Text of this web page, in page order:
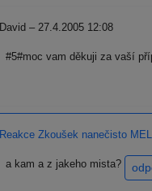
David – 27.4.2005 12:08
#5#moc vam děkuji za vaší
Reakce Zkoušek nanečisto
a kam a z jakeho mista?